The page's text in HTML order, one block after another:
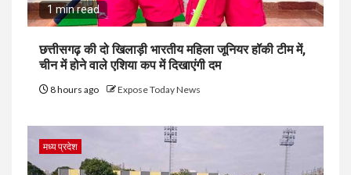
1 min read
छत्तीसगढ़ की दो खिलाड़ी भारतीय महिला जूनियर हॉकी टीम में,
चीन में होने वाले एशिया कप में दिखाएंगी दम
8 hours ago Expose Today News
मध्य प्रदेश